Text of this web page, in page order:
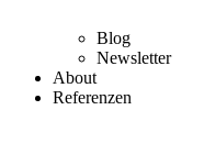
Blog
Newsletter
About
Referenzen